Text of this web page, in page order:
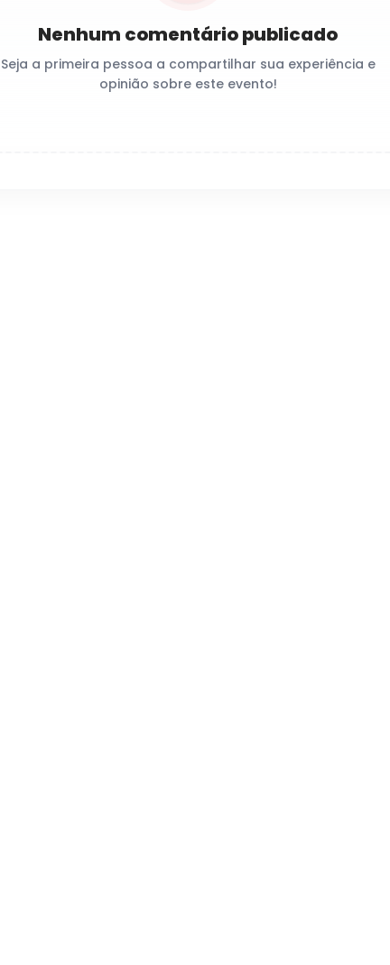
Nenhum comentário publicado
Seja a primeira pessoa a compartilhar sua experiência e
opinião sobre este evento!